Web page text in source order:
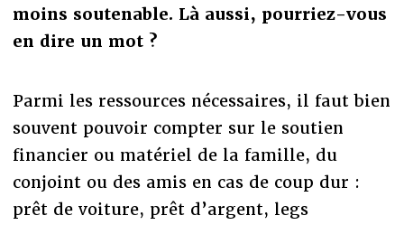
moins soutenable. Là aussi, pourriez-vous
en dire un mot ?
Parmi les ressources nécessaires, il faut bien
souvent pouvoir compter sur le soutien
financier ou matériel de la famille, du
conjoint ou des amis en cas de coup dur :
prêt de voiture, prêt d’argent, legs